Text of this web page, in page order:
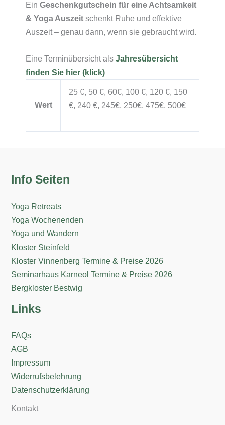
Ein Geschenkgutschein für eine Achtsamkeit
& Yoga Auszeit schenkt Ruhe und effektive
Auszeit – genau dann, wenn sie gebraucht wird.
Eine Terminübersicht als Jahresübersicht
finden Sie hier (klick)
Wert
25 €, 50 €, 60€, 100 €, 120 €, 150
€, 240 €, 245€, 250€, 475€, 500€
Info Seiten
Yoga Retreats
Yoga Wochenenden
Yoga und Wandern
Kloster Steinfeld
Kloster Vinnenberg Termine & Preise 2026
Seminarhaus Karneol Termine & Preise 2026
Bergkloster Bestwig
Links
FAQs
AGB
Impressum
Widerrufsbelehrung
Datenschutzerklärung
Kontakt